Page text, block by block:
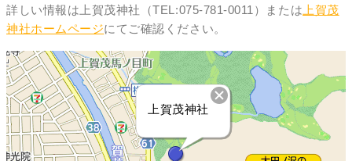
詳しい情報は上賀茂神社（TEL:075-781-0011）または 上賀茂
神社ホームページにてご確認ください。
上賀茂神社